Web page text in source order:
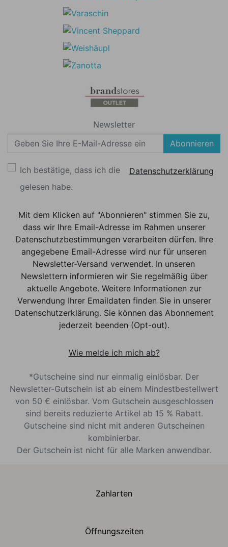
Newsletter
Abonnieren
Ich bestätige, dass ich die
Datenschutzerklärung
gelesen habe.
Mit dem Klicken auf "Abonnieren" stimmen Sie zu,
dass wir Ihre Email-Adresse im Rahmen unserer
Datenschutzbestimmungen verarbeiten dürfen. Ihre
angegebene Email-Adresse wird nur für unseren
Newsletter-Versand verwendet. In unseren
Newslettern informieren wir Sie regelmäßig über
aktuelle Angebote. Weitere Informationen zur
Verwendung Ihrer Emaildaten finden Sie in unserer
Datenschutzerklärung. Sie können das Abonnement
jederzeit beenden (Opt-out).
Wie melde ich mich ab?
*Gutscheine sind nur einmalig einlösbar. Der
Newsletter-Gutschein ist ab einem Mindestbestellwert
von 50 € einlösbar. Vom Gutschein ausgeschlossen
sind bereits reduzierte Artikel ab 15 % Rabatt.
Gutscheine sind nicht mit anderen Gutscheinen
kombinierbar.
Der Gutschein ist nicht für alle Marken anwendbar.
Zahlarten
Öffnungszeiten